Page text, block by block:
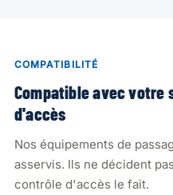
COMPATIBILITÉ
Compatible avec votre
d'accès
Nos équipements de
asservis. Ils ne décident
contrôle d'accès le fait.